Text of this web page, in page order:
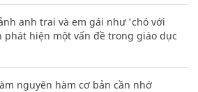
anh trai và em gái như 'chó với
hiện một vấn đề trong giáo dục
nguyên hàm cơ bản cần nhớ